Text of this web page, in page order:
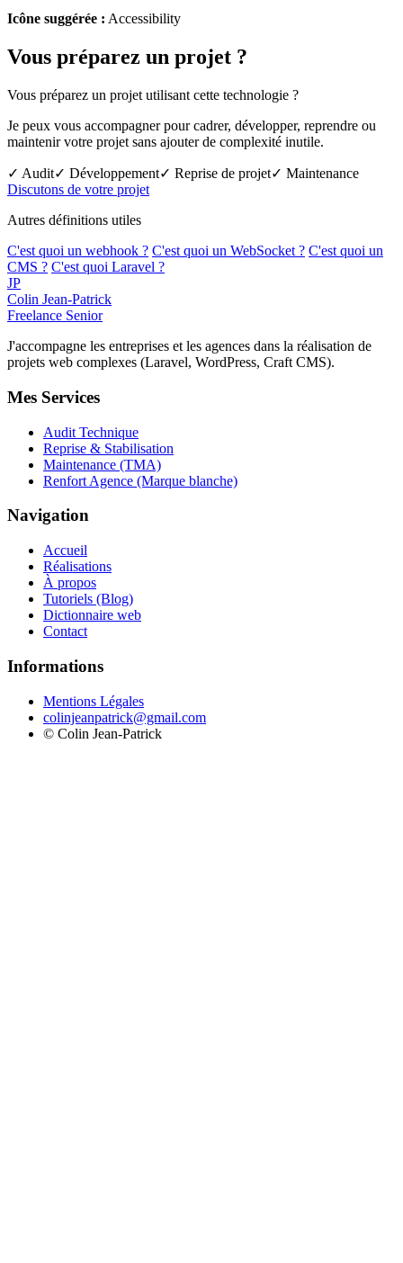
Icône suggérée : Accessibility
Vous préparez un projet ?
Vous préparez un projet utilisant cette technologie ?
Je peux vous accompagner pour cadrer, développer, reprendre ou
maintenir votre projet sans ajouter de complexité inutile.
✓ Audit✓ Développement✓ Reprise de projet✓ Maintenance
Discutons de votre projet
Autres définitions utiles
C'est quoi un webhook ? C'est quoi un WebSocket ? C'est quoi un
CMS ? C'est quoi Laravel ?
JP
Colin Jean-Patrick
Freelance Senior
J'accompagne les entreprises et les agences dans la réalisation de
projets web complexes (Laravel, WordPress, Craft CMS).
Mes Services
Audit Technique
Reprise & Stabilisation
Maintenance (TMA)
Renfort Agence (Marque blanche)
Navigation
Accueil
Réalisations
À propos
Tutoriels (Blog)
Dictionnaire web
Contact
Informations
Mentions Légales
colinjeanpatrick@gmail.com
© Colin Jean-Patrick